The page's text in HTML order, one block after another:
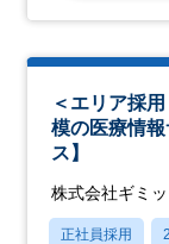
＜エリア採
模の医療情
ス】
株式会社ギミッ
正社員採用